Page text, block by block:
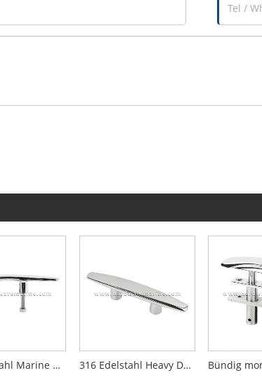
316 Edelstahl Marine Heavy Duty Buckeled Boat Cleat 316 Edelstahl Heavy Duty Open Base Marine Stlepe